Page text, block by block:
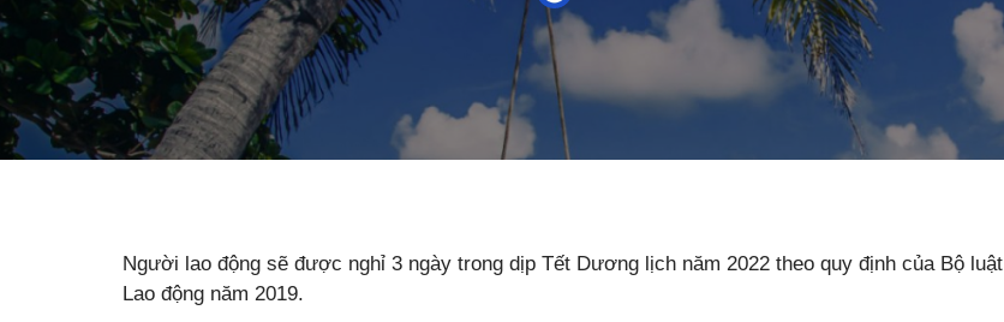
Người lao động sẽ được nghỉ 3 ngày trong dịp Tết Dương lịch năm 2022 theo quy định của Bộ luật
Lao động năm 2019.